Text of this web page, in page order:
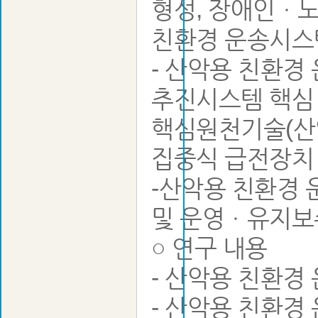
형성, 장애인ㆍ
친환경 운송시
- 산악용 친환경
추진시스템 핵
핵심원천기술(
집중식 급전장
-산악용 친환경
및 운영ㆍ유지
○ 연구 내용
- 산악용 친환경
- 산악용 친환경